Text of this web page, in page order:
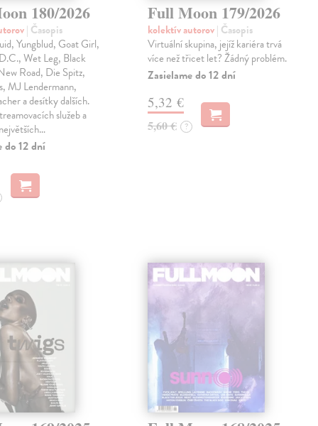
180/2026
| Časopis
Yungblud, Goat Girl,
Wet Leg, Black
Road, Die Spitz,
MJ Lendermann,
a desítky dalších.
služeb a
do 12 dní
Full Moon 179/2026
kolektív autorov| Časopis
Virtuální skupina, jejíž kariéra trvá
více než třicet let? Žádný problém.
Zasielame do 12 dní
5,32 €
5,60 € ?